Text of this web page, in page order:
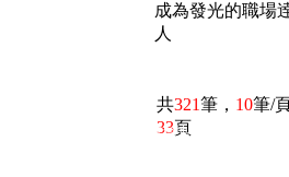
成為發光的職場
人
共321筆， 10筆/
33頁
佳音電台地址：